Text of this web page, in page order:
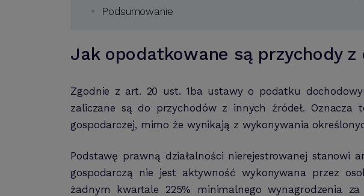
Podsumowanie
Jak opodatkowane są przychody
Zgodnie z art. 20 ust. 1ba ustawy o podatku
zaliczane są do przychodów z innych źródeł.
gospodarczej, mimo że wynikają z wykonywania
Podstawę prawną działalności nierejestrowanej stanowi
gospodarczą nie jest aktywność wykonywana przez
żadnym kwartale 225% minimalnego wynagrodzenia